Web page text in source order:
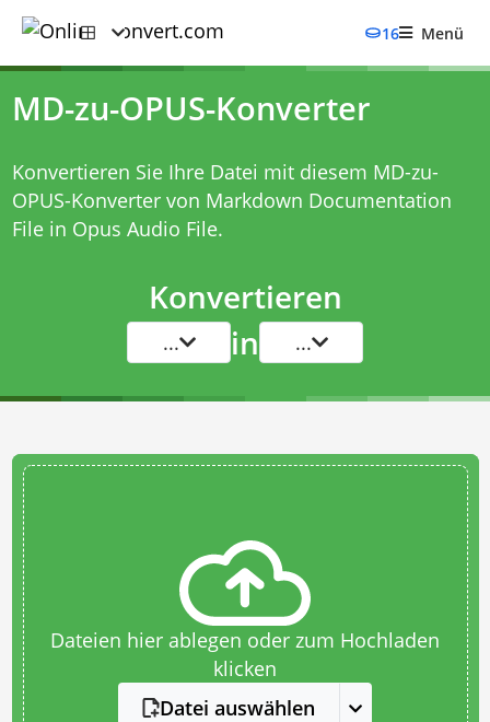
16 Menü
MD-zu-OPUS-Konverter
Konvertieren Sie Ihre Datei mit diesem MD-zu-
OPUS-Konvertervon Markdown Documentation
File in Opus Audio File.
Konvertieren
... in ...
Dateien hier ablegen oder zum Hochladen
klicken
Datei auswählen